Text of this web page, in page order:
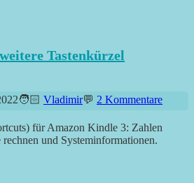
Tastenkürzel
Vladimir 2 Kommentare
für Amazon Kindle 3: Zahlen
und Systeminformationen.